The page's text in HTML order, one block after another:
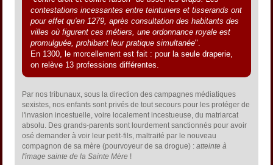
contestations incessantes entre teinturiers et tisserands ont
pour effet qu'en 1279, après consultation des habitants des
villes où figurent ces métiers, une ordonnance royale est
promulguée, prohibant leur pratique simultanée".
En 1300, le morcellement est fait : pour la seule draperie,
on relève 13 professions différentes.
Par nos tribunaux, sous la direction des campagnes médiatiques
sexistes, nos enfants sont privés de tout secours pour les protéger de
l'invasion incestuelle, voire localement incestueuse, du matriarcat
absolu. Des grands-parents sont lourdement sanctionnés pour avoir
osé demander à voir leur petit-fils, maltraité par le nouveau
compagnon de sa mère (pourvoyeur de sa drogue) :atteinte à
l'image sainte de la Sainte Mère !